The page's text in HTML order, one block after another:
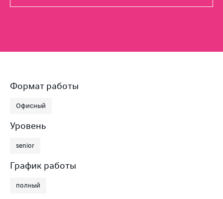
Формат работы
Офисный
Уровень
senior
График работы
полный